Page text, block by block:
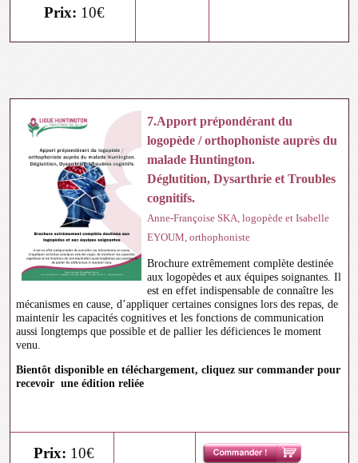
Prix: 10€
7.Apport prépondérant du
logopède / orthophoniste auprès du
malade Huntington.
Déglutition, Dysarthrie et Troubles
cognitifs.
Anne-Françoise SKA, logopède et Isabelle
EYOUM, orthophoniste
Brochure extrêmement complète destinée
aux logopèdes et aux équipes soignantes. Il
est en effet indispensable de connaître les
mécanismes en cause, d’appliquer certaines consignes lors des repas, de
maintenir les capacités cognitives et les fonctions de communication
aussi longtemps que possible et de pallier les déficiences le moment
venu.
Bientôt disponible en téléchargement, cliquez sur commander pour
recevoir une édition reliée
Prix: 10€